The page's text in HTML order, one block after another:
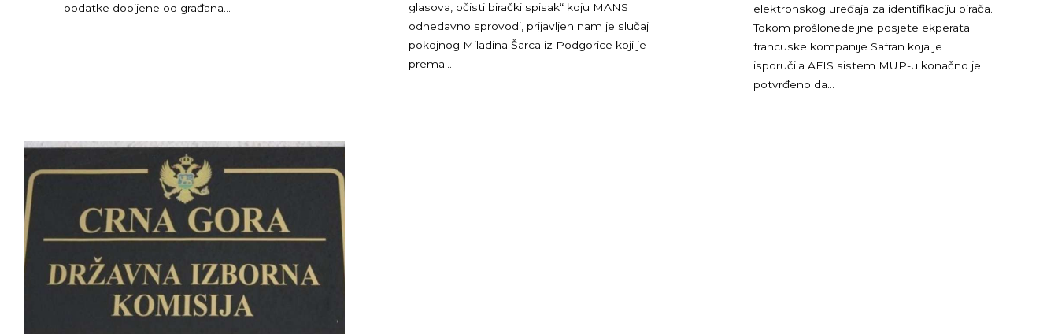
podatke dobijene od građana…
glasova, očisti birački spisak“ koju MANS
odnedavno sprovodi, prijavljen nam je slučaj
pokojnog Miladina Šarca iz Podgorice koji je
prema…
elektronskog uređaja za identifikaciju birača.
Tokom prošlonedeljne posjete ekperata
francuske kompanije Safran koja je
isporučila AFIS sistem MUP-u konačno je
potvrđeno da…